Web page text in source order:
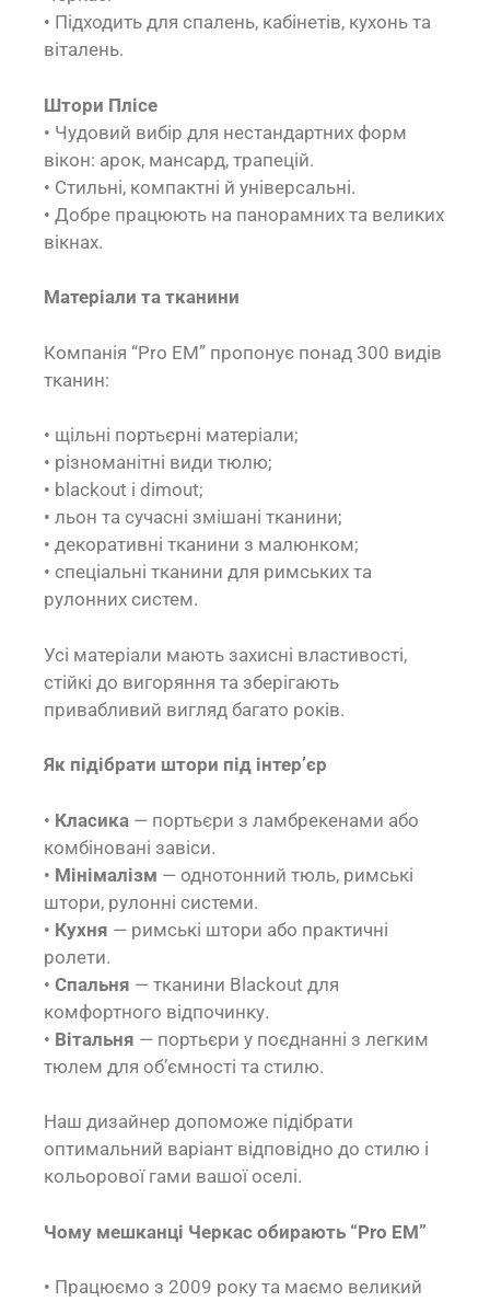
• Підходить для спалень, кабінетів, кухонь та
віталень.
Штори Плісе
• Чудовий вибір для нестандартних форм
вікон: арок, мансард, трапецій.
• Стильні, компактні й універсальні.
• Добре працюють на панорамних та великих
вікнах.
Матеріали та тканини
Компанія “Pro EM” пропонує понад 300 видів
тканин:
• щільні портьєрні матеріали;
• різноманітні види тюлю;
• blackout і dimout;
• льон та сучасні змішані тканини;
• декоративні тканини з малюнком;
• спеціальні тканини для римських та
рулонних систем.
Усі матеріали мають захисні властивості,
стійкі до вигоряння та зберігають
привабливий вигляд багато років.
Як підібрати штори під інтер’єр
• Класика — портьєри з ламбрекенами або
комбіновані завіси.
• Мінімалізм — однотонний тюль, римські
штори, рулонні системи.
• Кухня — римські штори або практичні
ролети.
• Спальня — тканини Blackout для
комфортного відпочинку.
• Вітальня — портьєри у поєднанні з легким
тюлем для об’ємності та стилю.
Наш дизайнер допоможе підібрати
оптимальний варіант відповідно до стилю і
кольорової гами вашої оселі.
Чому мешканці Черкас обирають “Pro EM”
• Працюємо з 2009 року та маємо великий